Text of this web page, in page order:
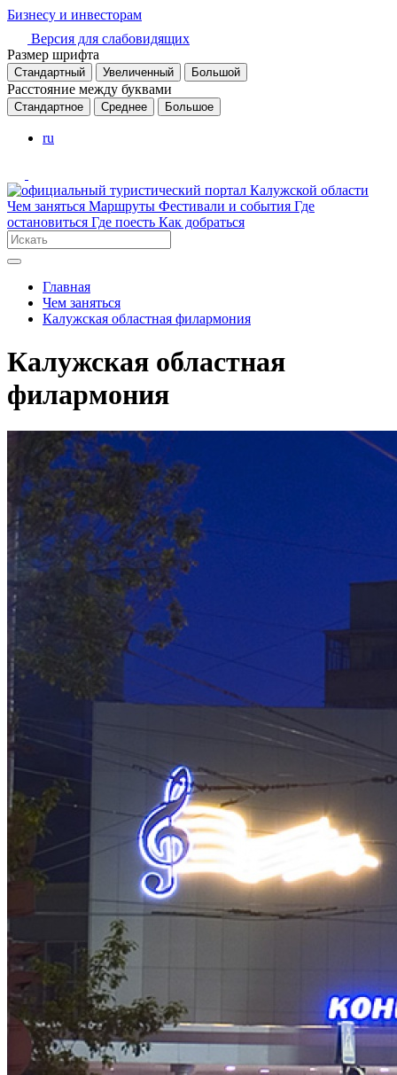
Бизнесу и инвесторам
Версия для слабовидящих
Размер шрифта
Стандартный Увеличенный Большой
Расстояние между буквами
Стандартное Среднее Большое
ru
Чем заняться Маршруты Фестивали и события Где
остановиться Где поесть Как добраться
Главная
Чем заняться
Калужская областная филармония
Калужская областная
филармония